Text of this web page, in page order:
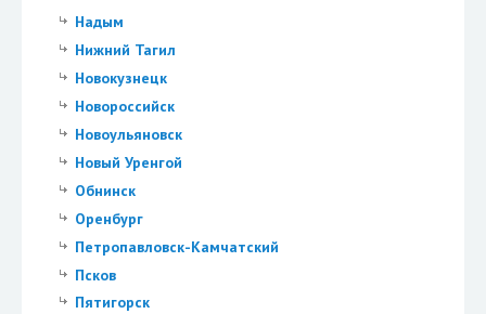
Надым
Нижний Тагил
Новокузнецк
Новороссийск
Новоульяновск
Новый Уренгой
Обнинск
Оренбург
Петропавловск-Камчатский
Псков
Пятигорск